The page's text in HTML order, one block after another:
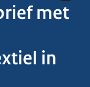
met
in